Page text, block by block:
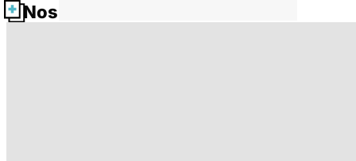
Nos fiches santé